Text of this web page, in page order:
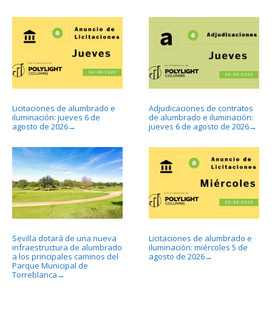
Licitaciones de alumbrado e
iluminación: jueves 6 de
agosto de 2026→
Adjudicaciones de contratos
de alumbrado e iluminación:
jueves 6 de agosto de 2026→
Sevilla dotará de una nueva
infraestructura de alumbrado
a los principales caminos del
Parque Municipal de
Torreblanca →
Licitaciones de alumbrado e
iluminación: miércoles 5 de
agosto de 2026→